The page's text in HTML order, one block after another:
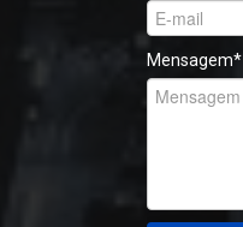
Mensagem*